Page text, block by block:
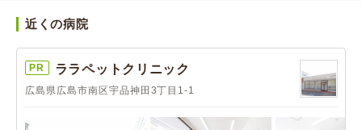
近くの病院
PR ララペットクリニック
広島県広島市南区宇品神田3丁目1-1